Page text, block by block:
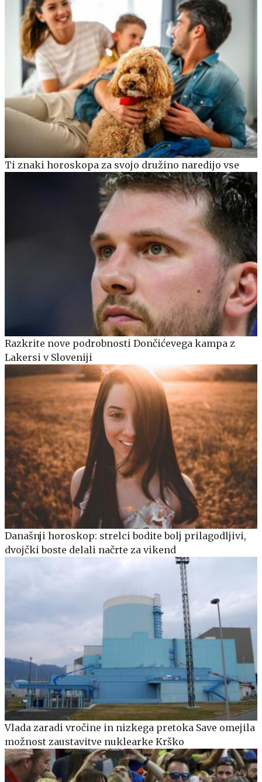
Ti znaki horoskopa za svojo družino naredijo vse
Razkrite nove podrobnosti Dončićevega kampa z
Lakersi v Sloveniji
Današnji horoskop: strelci bodite bolj prilagodljivi,
dvojčki boste delali načrte za vikend
Vlada zaradi vročine in nizkega pretoka Save omejila
možnost zaustavitve nuklearke Krško